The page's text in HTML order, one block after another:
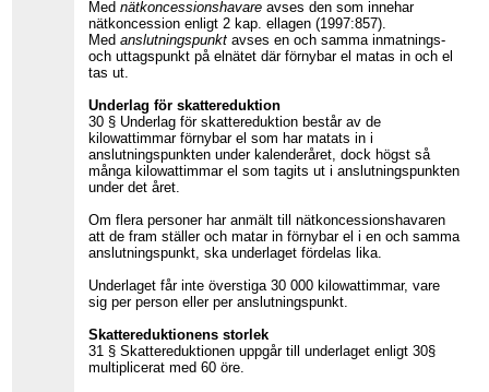
Mednätkoncessionshavare avses den som innehar
nätkoncession enligt 2 kap. ellagen (1997:857).
Medanslutningspunkt avses en och samma inmatnings-
och uttagspunkt på elnätet där förnybar el matas in och el
tas ut.
Underlag för skattereduktion
30 § Underlag för skattereduktion består av de
kilowattimmar förnybar el som har matats in i
anslutningspunkten under kalenderåret, dock högst så
många kilowattimmar el som tagits ut i anslutningspunkten
under det året.
Om flera personer har anmält till nätkoncessionshavaren
att de fram ställer och matar in förnybar el i en och samma
anslutningspunkt, ska underlaget fördelas lika.
Underlaget får inte överstiga 30 000 kilowattimmar, vare
sig per person eller per anslutningspunkt.
Skattereduktionens storlek
31 § Skattereduktionen uppgår till underlaget enligt 30§
multiplicerat med 60 öre.